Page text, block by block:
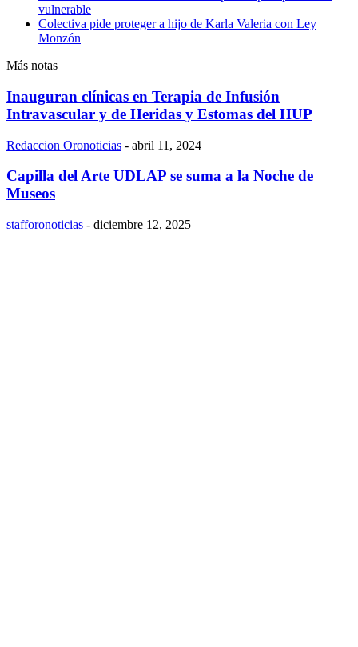
vulnerable
Colectiva pide proteger a hijo de Karla Valeria con Ley
Monzón
Más notas
Inauguran clínicas en Terapia de Infusión
Intravascular y de Heridas y Estomas del HUP
Redaccion Oronoticias - abril 11, 2024
Capilla del Arte UDLAP se suma a la Noche de
Museos
stafforonoticias - diciembre 12, 2025